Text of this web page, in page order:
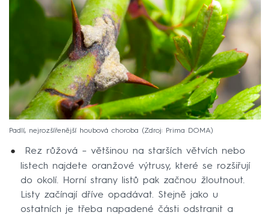
Padlí, nejrozšířenější houbová choroba Zdroj: Prima DOMA
Rez růžová – většinou na starších větvích nebo
listech najdete oranžové výtrusy, které se rozšiřují
do okolí. Horní strany listů pak začnou žloutnout.
Listy začínají dříve opadávat. Stejně jako u
ostatních je třeba napadené části odstranit a